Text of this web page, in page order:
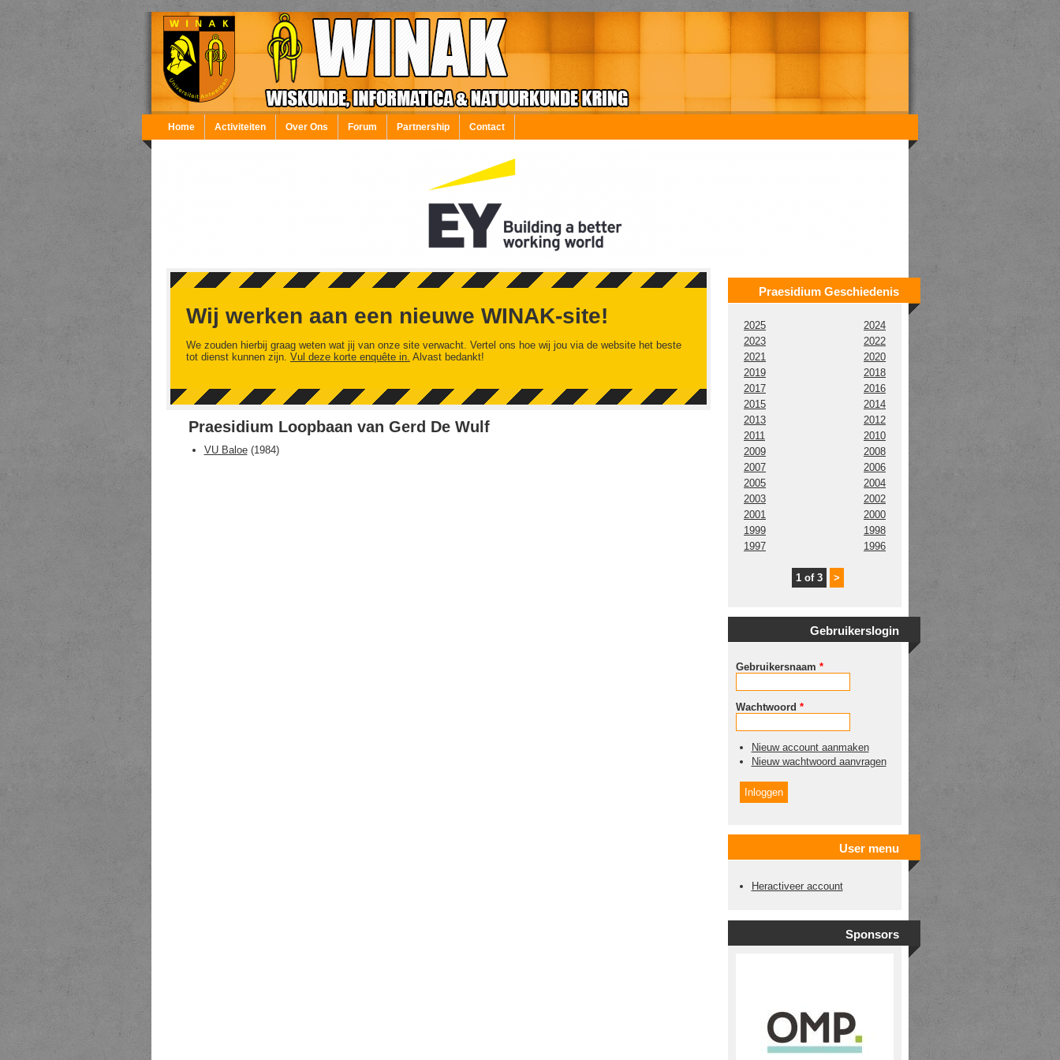
Overslaan en naar de inhoud gaan
Home Activiteiten Over Ons Forum Partnership Contact
Wij werken aan een nieuwe WINAK-site!
We zouden hierbij graag weten wat jij van onze site verwacht. Vertel ons hoe wij jou via de website het beste
tot dienst kunnen zijn. Vul deze korte enquête in. Alvast bedankt!
Praesidium Loopbaan van Gerd De Wulf
VU Baloe(1984)
Praesidium Geschiedenis
2025
2024
2023
2022
2021
2020
2019
2018
2017
2016
2015
2014
2013
2012
2011
2010
2009
2008
2007
2006
2005
2004
2003
2002
2001
2000
1999
1998
1997
1996
1 of 3 >
Gebruikerslogin
Gebruikersnaam *
Wachtwoord *
Nieuw account aanmaken
Nieuw wachtwoord aanvragen
User menu
Heractiveer account
Sponsors